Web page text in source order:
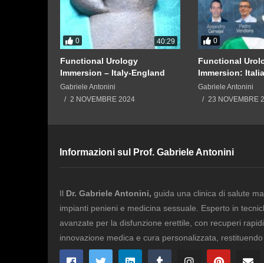
0 40:29
Functional Urology
Immersion – Italy-England
Gabriele Antonini
2 NOVEMBRE 2024
0
Functional
Immersion:
Gabriele Antonini
23 NOVEMBRE
Informazioni sul Prof. Gabriele Antonini
Il Dr. Gabriele Antonini, guida una clinica di salute
impianti penieni e medicina sessuale. Esperto in
avanzate per la disfunzione erettile, con recuperi
innovazione medica e cura personalizzata,